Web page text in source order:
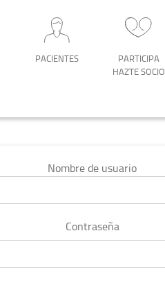
PACIENTES
PARTICIPA
HAZTE SOCIO
Nombre de usuario
Contraseña